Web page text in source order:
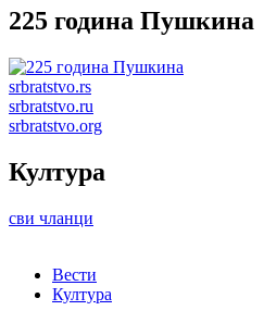
225 година Пушкина
srbratstvo.rs
srbratstvo.ru
srbratstvo.org
Култура
сви чланци
Вести
Култура